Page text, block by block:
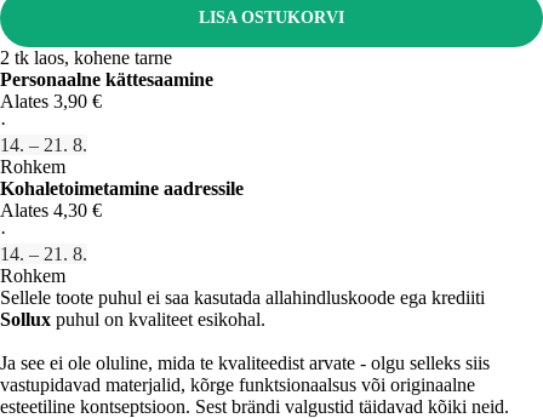
LISA OSTUKORVI
2 tk laos, kohene tarne
Personaalne kättesaamine
Alates 3,90 €
·
14. – 21. 8.
Rohkem
Kohaletoimetamine aadressile
Alates 4,30 €
·
14. – 21. 8.
Rohkem
Sellele toote puhul ei saa kasutada allahindluskoode ega krediiti
Sollux puhul on kvaliteet esikohal.
Ja see ei ole oluline, mida te kvaliteedist arvate - olgu selleks siis
vastupidavad materjalid, kõrge funktsionaalsus või originaalne
esteetiline kontseptsioon. Sest brändi valgustid täidavad kõiki neid.